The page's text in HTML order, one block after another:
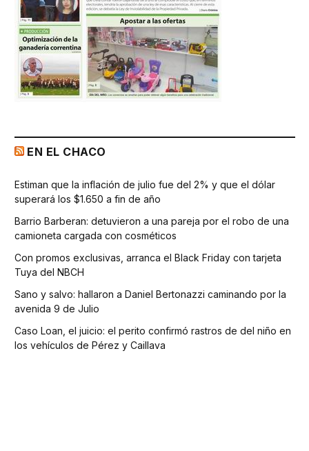
EN EL CHACO
Estiman que la inflación de julio fue del 2% y que el dólar
superará los $1.650 a fin de año
Barrio Barberan: detuvieron a una pareja por el robo de una
camioneta cargada con cosméticos
Con promos exclusivas, arranca el Black Friday con tarjeta
Tuya del NBCH
Sano y salvo: hallaron a Daniel Bertonazzi caminando por la
avenida 9 de Julio
Caso Loan, el juicio: el perito confirmó rastros de del niño en
los vehículos de Pérez y Caillava